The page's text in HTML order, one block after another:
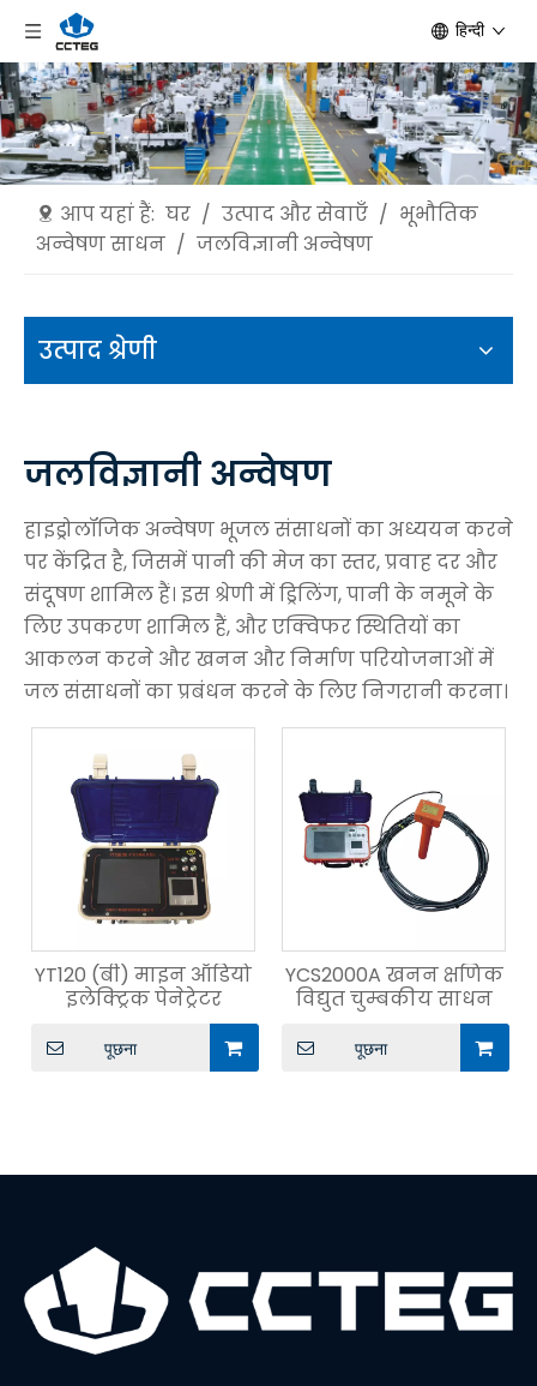
हिन्दी
आप यहां हैं: घर / उत्पाद और सेवाएँ / भूभौतिक
अन्वेषण साधन / जलविज्ञानी अन्वेषण
उत्पाद श्रेणी
जलविज्ञानी अन्वेषण
हाइड्रोलॉजिक अन्वेषण भूजल संसाधनों का अध्ययन करने
पर केंद्रित है, जिसमें पानी की मेज का स्तर, प्रवाह दर और
संदूषण शामिल हैं। इस श्रेणी में ड्रिलिंग, पानी के नमूने के
लिए उपकरण शामिल हैं, और एक्विफर स्थितियों का
आकलन करने और खनन और निर्माण परियोजनाओं में
जल संसाधनों का प्रबंधन करने के लिए निगरानी करना।
YT120 (बी) माइन ऑडियो
इलेक्ट्रिक पेनेट्रेटर
पूछना
YCS2000A खनन क्षणिक
विद्युत चुम्बकीय साधन
पूछना